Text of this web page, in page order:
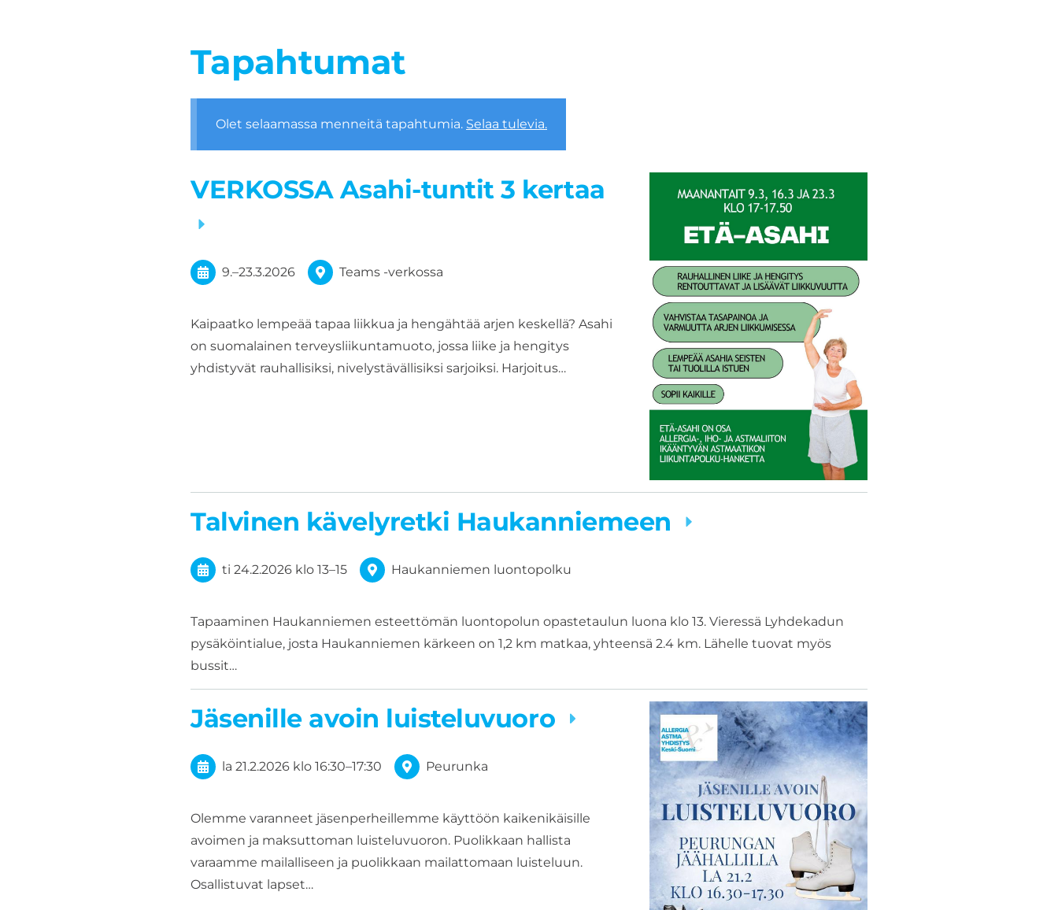
Tapahtumat
Olet selaamassa menneitä tapahtumia. Selaa tulevia.
VERKOSSA Asahi-tuntit 3 kertaa
9.–23.3.2026 Teams -verkossa
Kaipaatko lempeää tapaa liikkua ja hengähtää arjen keskellä? Asahi
on suomalainen terveysliikuntamuoto, jossa liike ja hengitys
yhdistyvät rauhallisiksi, nivelystävällisiksi sarjoiksi. Harjoitus…
Talvinen kävelyretki Haukanniemeen
ti 24.2.2026 klo 13–15 Haukanniemen luontopolku
Tapaaminen Haukanniemen esteettömän luontopolun opastetaulun luona klo 13. Vieressä Lyhdekadun
pysäköintialue, josta Haukanniemen kärkeen on 1,2 km matkaa, yhteensä 2.4 km. Lähelle tuovat myös
bussit…
Jäsenille avoin luisteluvuoro
la 21.2.2026 klo 16:30–17:30 Peurunka
Olemme varanneet jäsenperheillemme käyttöön kaikenikäisille
avoimen ja maksuttoman luisteluvuoron. Puolikkaan hallista
varaamme mailalliseen ja puolikkaan mailattomaan luisteluun.
Osallistuvat lapset…